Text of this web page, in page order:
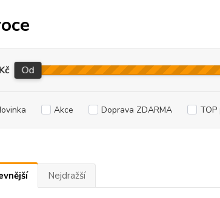
Kč Od
Akce Doprava ZDARMA
Nejdražší